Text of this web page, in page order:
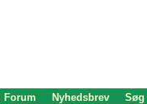
Forum Nyhedsbrev Søg